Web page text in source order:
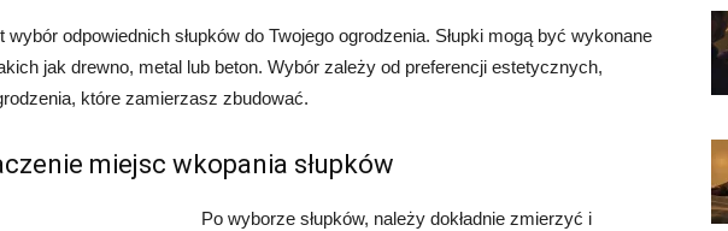
odpowiednich słupków do Twojego ogrodzenia. Słupki mogą być wykonane
jak drewno, metal lub beton. Wybór zależy od preferencji estetycznych,
które zamierzasz zbudować.
miejsc wkopania słupków
Po wyborze słupków, należy dokładnie zmierzyć i